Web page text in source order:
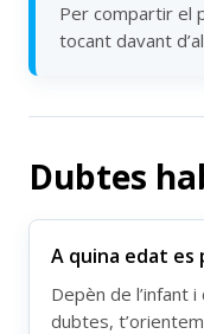
Per compartir el
tocant davant
Dubtes
A quina edat es
Depèn de l’infant
dubtes,